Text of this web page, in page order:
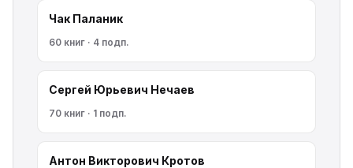
Чак Паланик
60 книг · 4 подп.
Сергей Юрьевич Нечаев
70 книг · 1 подп.
Антон Викторович Кротов